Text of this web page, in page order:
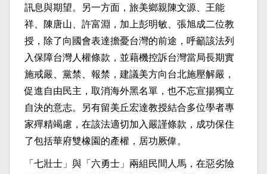
訊息與期望。另一方面，旅美鄉親陳文源、王能
祥、陳唐山、許富淵，加上彭明敏、張旭成二位教
授，除了向國會表達擔憂台灣的前途，呼籲該法列
入保障台灣人權條款，並藉機控訴台灣當局長期實
施戒嚴、黨禁、報禁，建議美方向台北施壓解嚴，
促進自由民主，取消海外黑名單，也不忘宣揚獨立
自決的意志。另有留美丘宏達教授結合多位學者專
家殫精竭慮，在該法適切加入嚴謹條款，成功保住
了包括華府雙橡園的產權，居功厥偉。
「七壯士」與「六勇士」兩組民間人馬，在惡劣險